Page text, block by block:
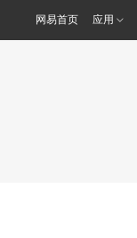
网易首页 应用